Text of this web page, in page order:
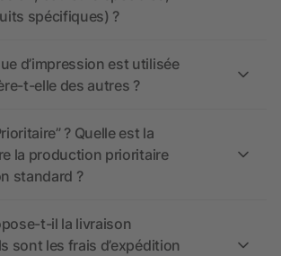
spécifiques) ?
d’impression est utilisée
t-elle des autres ?
? Quelle est la
la production prioritaire
standard ?
t-il la livraison
sont les frais d’expédition